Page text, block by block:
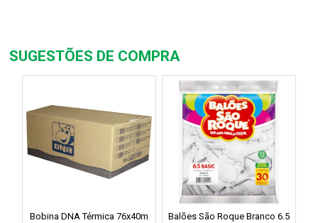
SUGESTÕES DE COMPRA
Bobina DNA Térmica 76x40m
Balões São Roque Branco 6.5